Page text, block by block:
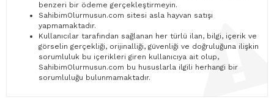
benzeri bir ödeme gerçekleştirmeyin.
SahibimOlurmusun.com sitesi asla hayvan satışı
yapmamaktadır.
Kullanıcılar tarafından sağlanan her türlü ilan, bilgi, içerik ve
görselin gerçekliği, orijinalliği, güvenliği ve doğruluğuna ilişkin
sorumluluk bu içerikleri giren kullanıcıya ait olup,
SahibimOlurmusun.com bu hususlarla ilgili herhangi bir
sorumluluğu bulunmamaktadır.